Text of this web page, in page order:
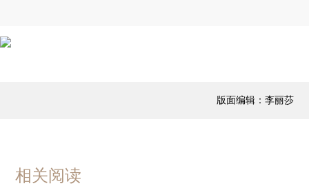
版面编辑：李丽莎
相关阅读